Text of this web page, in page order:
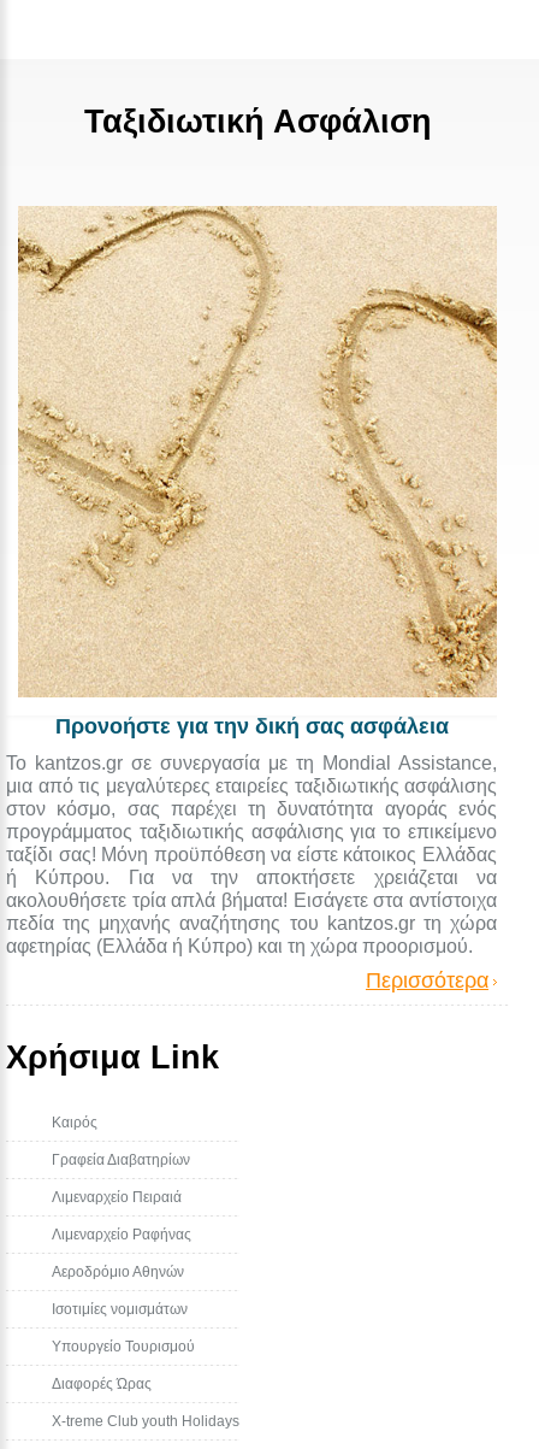
Ταξιδιωτική Ασφάλιση
Προνοήστε για την δική σας ασφάλεια
Το kantzos.gr σε συνεργασία με τη Mondial Assistance,
μια από τις μεγαλύτερες εταιρείες ταξιδιωτικής ασφάλισης
στον κόσμο, σας παρέχει τη δυνατότητα αγοράς ενός
προγράμματος ταξιδιωτικής ασφάλισης για το επικείμενο
ταξίδι σας! Μόνη προϋπόθεση να είστε κάτοικος Ελλάδας
ή Κύπρου. Για να την αποκτήσετε χρειάζεται να
ακολουθήσετε τρία απλά βήματα! Εισάγετε στα αντίστοιχα
πεδία της μηχανής αναζήτησης του kantzos.gr τη χώρα
αφετηρίας (Ελλάδα ή Κύπρο) και τη χώρα προορισμού.
Περισσότερα
Χρήσιμα Link
Καιρός
Γραφεία Διαβατηρίων
Λιμεναρχείο Πειραιά
Λιμεναρχείο Ραφήνας
Αεροδρόμιο Αθηνών
Ισοτιμίες νομισμάτων
Υπουργείο Τουρισμού
Διαφορές Ώρας
Χ-treme Club youth Holidays